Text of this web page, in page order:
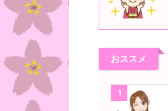
おススメ
1